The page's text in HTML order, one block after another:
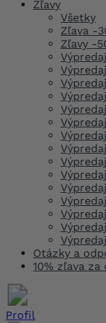
Zľavy
Všetky
Zľava -
Zľavy -
Otázky a
10% zľava
Profil